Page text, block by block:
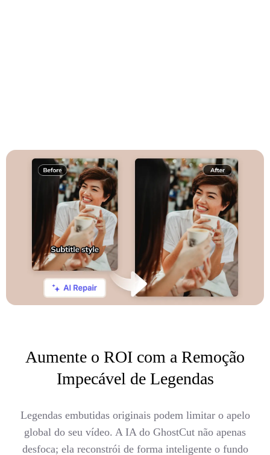
Aumente o ROI com a Remoção
Impecável de Legendas
Legendas embutidas originais podem limitar o apelo
global do seu vídeo. A IA do GhostCut não apenas
desfoca; ela reconstrói de forma inteligente o fundo